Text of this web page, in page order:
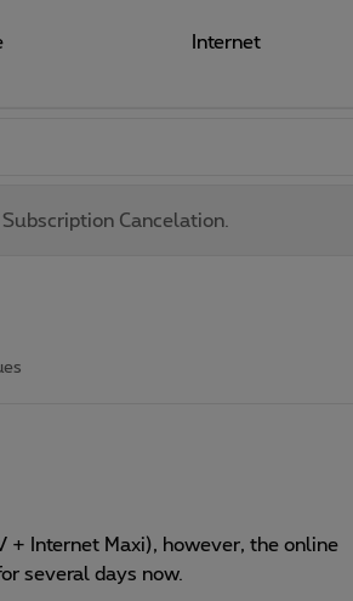
Internet
Subscription Cancelation.
+ Internet Maxi), however, the online
several days now.